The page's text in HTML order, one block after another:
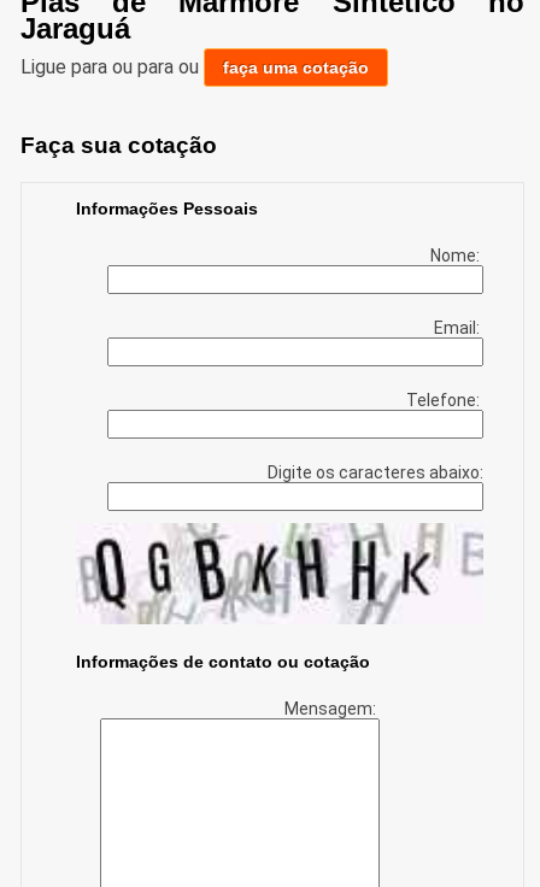
Jaraguá
Ligue paraou paraou faça uma cotação
Faça sua cotação
Informações Pessoais
Nome:
Email:
Telefone:
Digite os caracteres abaixo:
Informações de contato ou cotação
Mensagem: